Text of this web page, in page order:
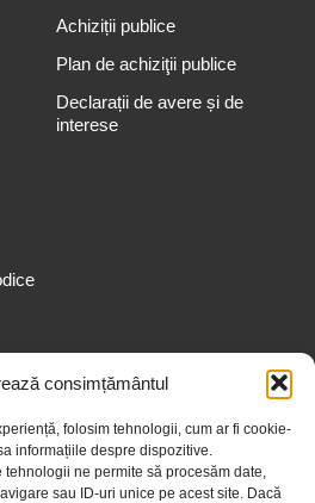
consimțământul
folosim tehnologii, cum ar fi cookie-
informațiile despre dispozitive.
ne permite să procesăm date,
sau ID-uri unice pe acest site. Dacă
Achiziții publice
Plan de achiziţii publice
Declarații de avere și de
interese